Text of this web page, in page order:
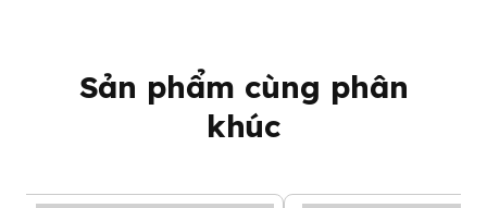
Sản phẩm cùng phân
khúc